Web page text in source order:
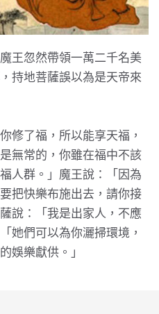
王忽然帶領一萬二千名美
持地菩薩誤以為是天帝來
修了福，所以能享天福，
無常的，你雖在福中不該
人群。」魔王說：「因為
把快樂布施出去，請你接
說：「我是出家人，不應
她們可以為你灑掃環境，
娛樂獻供。」